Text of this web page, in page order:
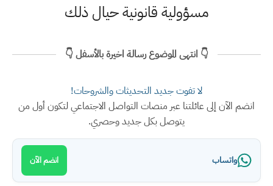
مسؤولية قانونية حيال ذلك
👇 انتهى الموضوع رسالة اخيرة بالأسفل 👇
لا تفوت جديد التحديثات والشروحات!
انضم الآن إلى عائلتنا عبر منصات التواصل الاجتماعي لتكون أول من
يتوصل بكل جديد وحصري.
واتساب انضم الآن